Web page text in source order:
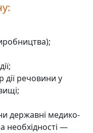
дії речовини у
державні медико-
необхідності —